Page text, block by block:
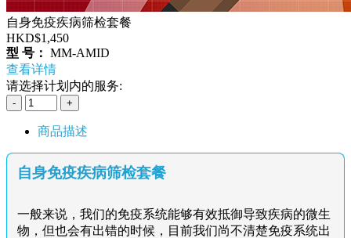
自身免疫疾病筛检套餐
HKD$1,450
型 号： MM-AMID
查看详情
请选择计划内的服务:
商品描述
自身免疫疾病筛检套餐
一般来说，我们的免疫系统能够有效抵御导致疾病的微生
物，但也会有出错的时候，目前我们尚不清楚免疫系统出